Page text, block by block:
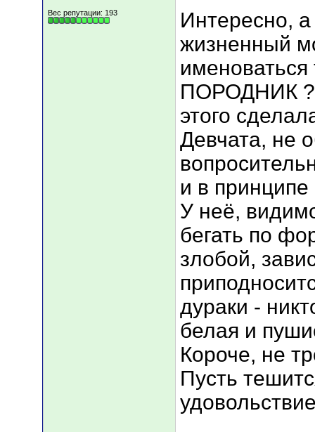
Вес репутации: 193
Интересно,
жизненный
ПОРОДНИК
этого
Девчата, не
и в
У неё,
бегать по
злобой,
дураки -
белая и
Короче, не
Пусть